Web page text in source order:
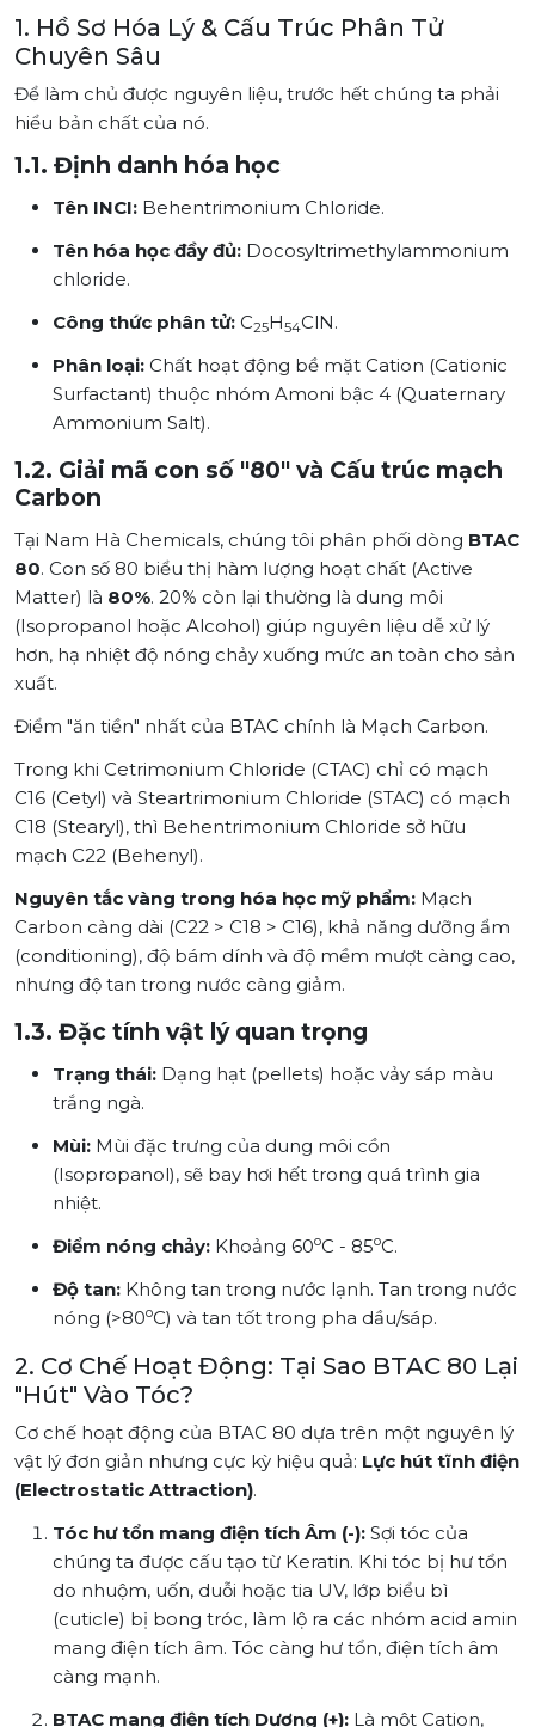
1. Hồ Sơ Hóa Lý & Cấu Trúc Phân Tử
Chuyên Sâu
Để làm chủ được nguyên liệu, trước hết chúng ta phải
hiểu bản chất của nó.
1.1. Định danh hóa học
Tên INCI: Behentrimonium Chloride.
Tên hóa học đầy đủ: Docosyltrimethylammonium
chloride.
Công thức phân tử: C25H54ClN.
Phân loại: Chất hoạt động bề mặt Cation (Cationic
Surfactant) thuộc nhóm Amoni bậc 4 (Quaternary
Ammonium Salt).
1.2. Giải mã con số "80" và Cấu trúc mạch
Carbon
Tại Nam Hà Chemicals, chúng tôi phân phối dòng BTAC
80. Con số 80 biểu thị hàm lượng hoạt chất (Active
Matter) là 80%. 20% còn lại thường là dung môi
(Isopropanol hoặc Alcohol) giúp nguyên liệu dễ xử lý
hơn, hạ nhiệt độ nóng chảy xuống mức an toàn cho sản
xuất.
Điểm "ăn tiền" nhất của BTAC chính là Mạch Carbon.
Trong khi Cetrimonium Chloride (CTAC) chỉ có mạch
C16 (Cetyl) và Steartrimonium Chloride (STAC) có mạch
C18 (Stearyl), thì Behentrimonium Chloride sở hữu
mạch C22 (Behenyl).
Nguyên tắc vàng trong hóa học mỹ phẩm: Mạch
Carbon càng dài (C22 > C18 > C16), khả năng dưỡng ẩm
(conditioning), độ bám dính và độ mềm mượt càng cao,
nhưng độ tan trong nước càng giảm.
1.3. Đặc tính vật lý quan trọng
Trạng thái: Dạng hạt (pellets) hoặc vảy sáp màu
trắng ngà.
Mùi: Mùi đặc trưng của dung môi cồn
(Isopropanol), sẽ bay hơi hết trong quá trình gia
nhiệt.
Điểm nóng chảy: Khoảng 60oC - 85oC.
Độ tan: Không tan trong nước lạnh. Tan trong nước
nóng (>80oC) và tan tốt trong pha dầu/sáp.
2. Cơ Chế Hoạt Động: Tại Sao BTAC 80 Lại
"Hút" Vào Tóc?
Cơ chế hoạt động của BTAC 80 dựa trên một nguyên lý
vật lý đơn giản nhưng cực kỳ hiệu quả: Lực hút tĩnh điện
(Electrostatic Attraction).
Tóc hư tổn mang điện tích Âm (-): Sợi tóc của
chúng ta được cấu tạo từ Keratin. Khi tóc bị hư tổn
do nhuộm, uốn, duỗi hoặc tia UV, lớp biểu bì
(cuticle) bị bong tróc, làm lộ ra các nhóm acid amin
mang điện tích âm. Tóc càng hư tổn, điện tích âm
càng mạnh.
BTAC mang điện tích Dương (+): Là một Cation,